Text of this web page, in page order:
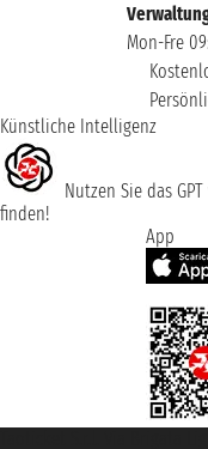
Mon-Fre
Künstliche Intelligenz
Nutzen Sie das
finden!
App